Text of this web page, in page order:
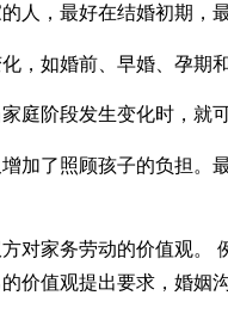
，最好在结婚初期，
，如婚前、早婚、孕期和
庭阶段发生变化时，就
加了照顾孩子的负担。
家务劳动的价值观。
价值观提出要求，婚姻